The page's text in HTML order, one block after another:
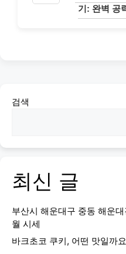
기: 완벽 공
검색
최신 글
부산시 해운대구 중동 해운
월 시세
바크초코 쿠키, 어떤 맛일까